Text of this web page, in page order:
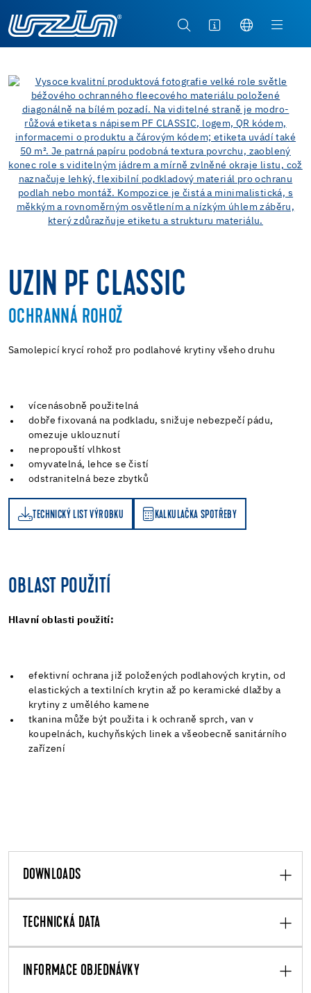
UZIN PF CLASSIC
OCHRANNÁ ROHOŽ
Samolepicí krycí rohož pro podlahové krytiny všeho druhu
vícenásobně použitelná
dobře fixovaná na podkladu, snižuje nebezpečí pádu,
omezuje uklouznutí
nepropouští vlhkost
omyvatelná, lehce se čistí
odstranitelná beze zbytků
TECHNICKÝ LIST VÝROBKU KALKULAČKA SPOTŘEBY
KALKULAČKA SPOTŘEBY
OBLAST POUŽITÍ
Hlavní oblasti použití:
efektivní ochrana již položených podlahových krytin, od
elastických a textilních krytin až po keramické dlažby a
krytiny z umělého kamene
tkanina může být použita i k ochraně sprch, van v
koupelnách, kuchyňských linek a všeobecně sanitárního
zařízení
DOWNLOADS
TECHNICKÁ DATA
INFORMACE OBJEDNÁVKY